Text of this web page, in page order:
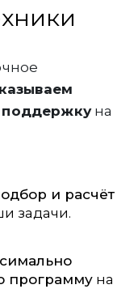
поддержкуна
и расчёт
задачи.
программу на